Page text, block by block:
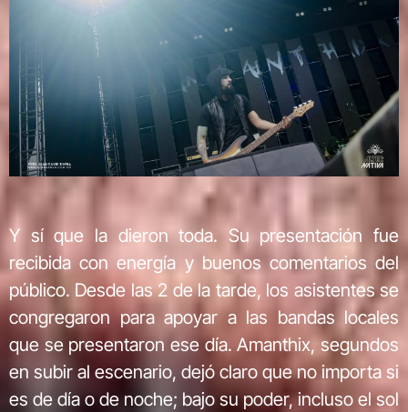
Y sí que la dieron toda. Su presentación fue
recibida con energía y buenos comentarios del
público. Desde las 2 de la tarde, los asistentes se
congregaron para apoyar a las bandas locales
que se presentaron ese día. Amanthix, segundos
en subir al escenario, dejó claro que no importa si
es de día o de noche; bajo su poder, incluso el sol